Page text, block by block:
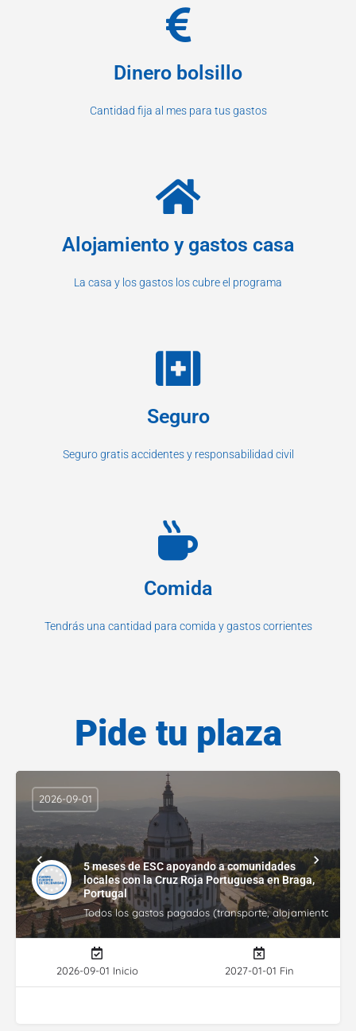
Dinero bolsillo
Cantidad fija al mes para tus gastos
Alojamiento y gastos casa
La casa y los gastos los cubre el programa
Seguro
Seguro gratis accidentes y responsabilidad civil
Comida
Tendrás una cantidad para comida y gastos corrientes
Pide tu plaza
5 meses de ESC apoyando a comunidades
locales con la Cruz Roja Portuguesa en Braga,
Portugal
Todos los gastos pagados (transporte, alojamiento,
2026-09-01
2026-09-01 Inicio 2027-01-01 Fin